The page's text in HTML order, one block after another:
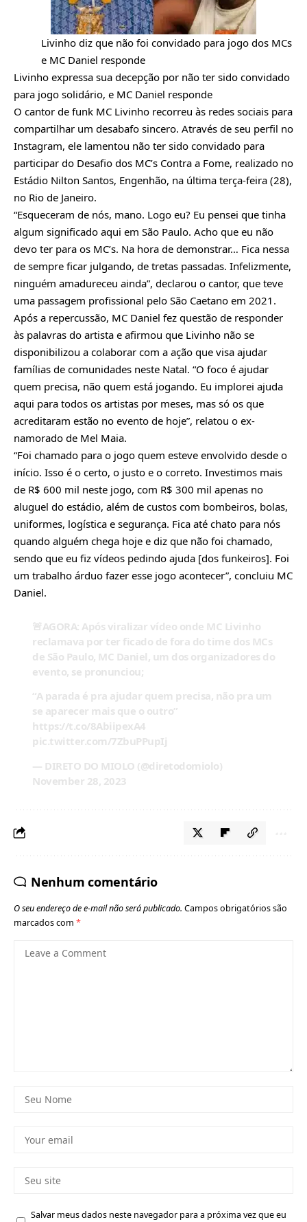
Livinho diz que não foi convidado para jogo dos MCs
e MC Daniel responde
Livinho expressa sua decepção por não ter sido convidado
para jogo solidário, e MC Daniel responde
O cantor de funk MC Livinho recorreu às redes sociais para
compartilhar um desabafo sincero. Através de seu perfil no
Instagram, ele lamentou não ter sido convidado para
participar do Desafio dos MC’s Contra a Fome, realizado no
Estádio Nilton Santos, Engenhão, na última terça-feira (28),
no Rio de Janeiro.
“Esqueceram de nós, mano. Logo eu? Eu pensei que tinha
algum significado aqui em São Paulo. Acho que eu não
devo ter para os MC’s. Na hora de demonstrar… Fica nessa
de sempre ficar julgando, de tretas passadas. Infelizmente,
ninguém amadureceu ainda”, declarou o cantor, que teve
uma passagem profissional pelo São Caetano em 2021.
Após a repercussão, MC Daniel fez questão de responder
às palavras do artista e afirmou que Livinho não se
disponibilizou a colaborar com a ação que visa ajudar
famílias de comunidades neste Natal. “O foco é ajudar
quem precisa, não quem está jogando. Eu implorei ajuda
aqui para todos os artistas por meses, mas só os que
acreditaram estão no evento de hoje”, relatou o ex-
namorado de Mel Maia.
“Foi chamado para o jogo quem esteve envolvido desde o
início. Isso é o certo, o justo e o correto. Investimos mais
de R$ 600 mil neste jogo, com R$ 300 mil apenas no
aluguel do estádio, além de custos com bombeiros, bolas,
uniformes, logística e segurança. Fica até chato para nós
quando alguém chega hoje e diz que não foi chamado,
sendo que eu fiz vídeos pedindo ajuda [dos funkeiros]. Foi
um trabalho árduo fazer esse jogo acontecer”, concluiu MC
Daniel.
🚨AGORA: Após viralizar vídeo onde MC Livinho
reclamava por ter ficado de fora do time dos MCs
de São Paulo, MC Daniel, um dos organizadores do
evento, se pronunciou;
“A parada é pra ajudar quem precisa, não pra um
se aparecer mais que o outro”
https://t.co/8AbiipexA4
pic.twitter.com/7ZbuPPupIj
— DIRETO DO MIOLO (@diretodomiolo)
November 28, 2023
Nenhum comentário
O seu endereço de e-mail não será publicado. Campos obrigatórios são
marcados com *
Salvar meus dados neste navegador para a próxima vez que eu